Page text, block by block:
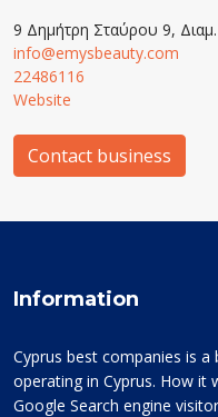
9 Δημήτρη Σταύρου 9,
info@emysbeauty.com
22486116
Website
Contact business
Information
Cyprus best companies is
operating in Cyprus. How it
Google Search engine